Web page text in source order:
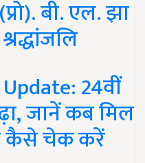
बी. एल. झा
24वीं
जानें कब मिल
कैसे चेक करें